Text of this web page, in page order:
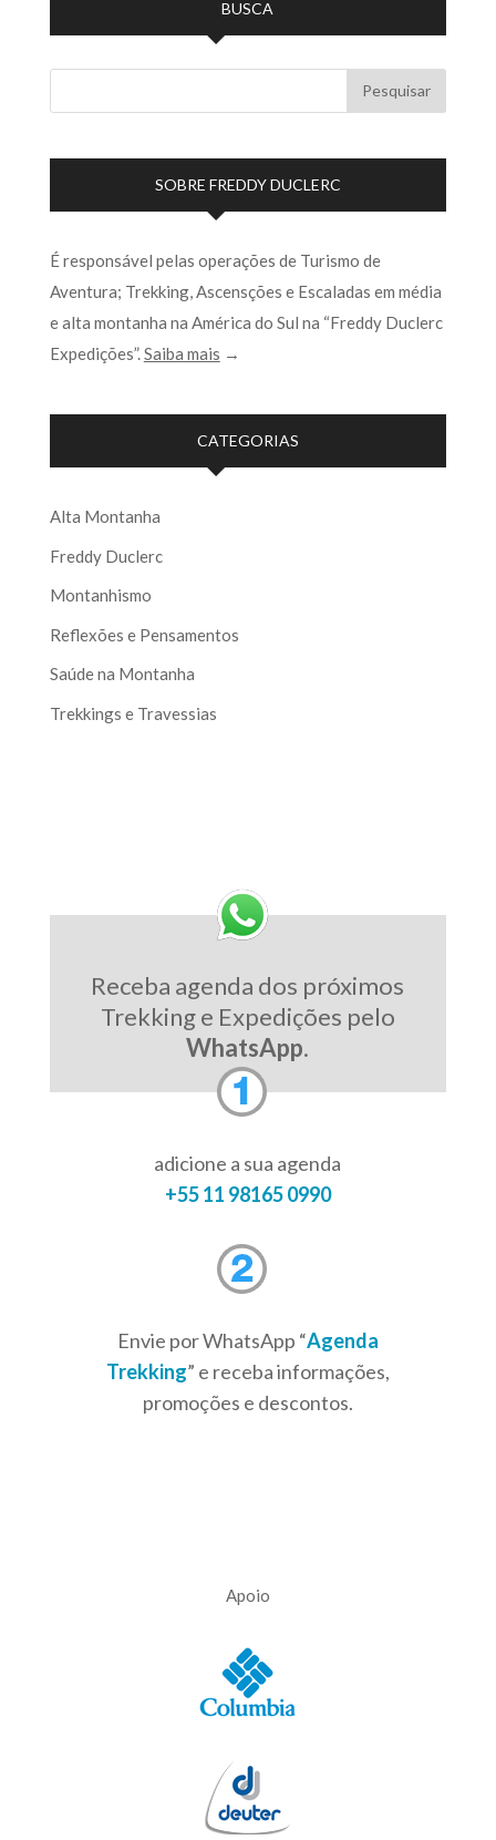
BUSCA
SOBRE FREDDY DUCLERC
É responsável pelas operações de Turismo de
Aventura; Trekking, Ascensções e Escaladas em média
e alta montanha na América do Sul na “Freddy Duclerc
Expedições”.Saiba mais →
CATEGORIAS
Alta Montanha
Freddy Duclerc
Montanhismo
Reflexões e Pensamentos
Saúde na Montanha
Trekkings e Travessias
Receba agenda dos próximos
Trekking e Expedições pelo
WhatsApp.
adicione a sua agenda
+55 11 98165 0990
Envie por WhatsApp “Agenda
Trekking” e receba informações,
promoções e descontos.
Apoio